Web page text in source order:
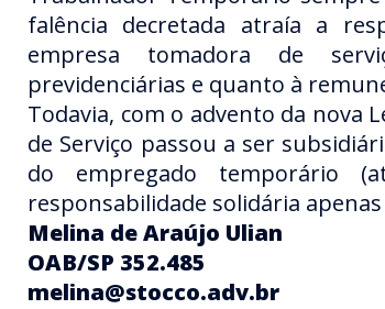
falência decretada atraía a
empresa tomadora de
previdenciárias e quanto à
Todavia, com o advento da nova
de Serviço passou a ser
do empregado temporário
responsabilidade solidária
Melina de Araújo Ulian
OAB/SP 352.485
melina@stocco.adv.br